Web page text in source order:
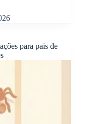
para pais de